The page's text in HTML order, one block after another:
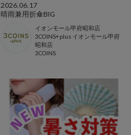
2026.06.17
晴雨兼用折傘BIG
イオンモール甲府昭和店
3COINS+plus イオンモール甲府
昭和店
3COINS